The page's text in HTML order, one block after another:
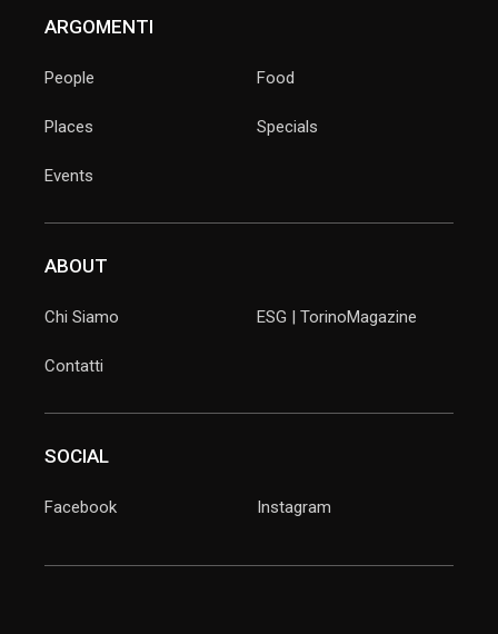
ARGOMENTI
People
Places
Events
Food
Specials
ABOUT
Chi Siamo
Contatti
ESG | TorinoMagazine
SOCIAL
Facebook Instagram